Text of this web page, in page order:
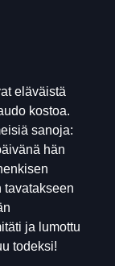
eläväistä
kostoa.
sanoja:
hän
tavatakseen
ja lumottu
todeksi!